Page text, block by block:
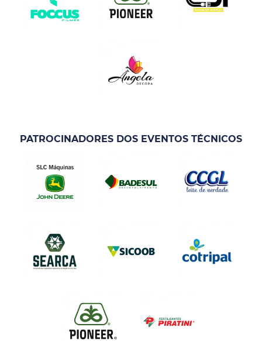
PATROCINADORES DOS EVENTOS TÉCNICOS